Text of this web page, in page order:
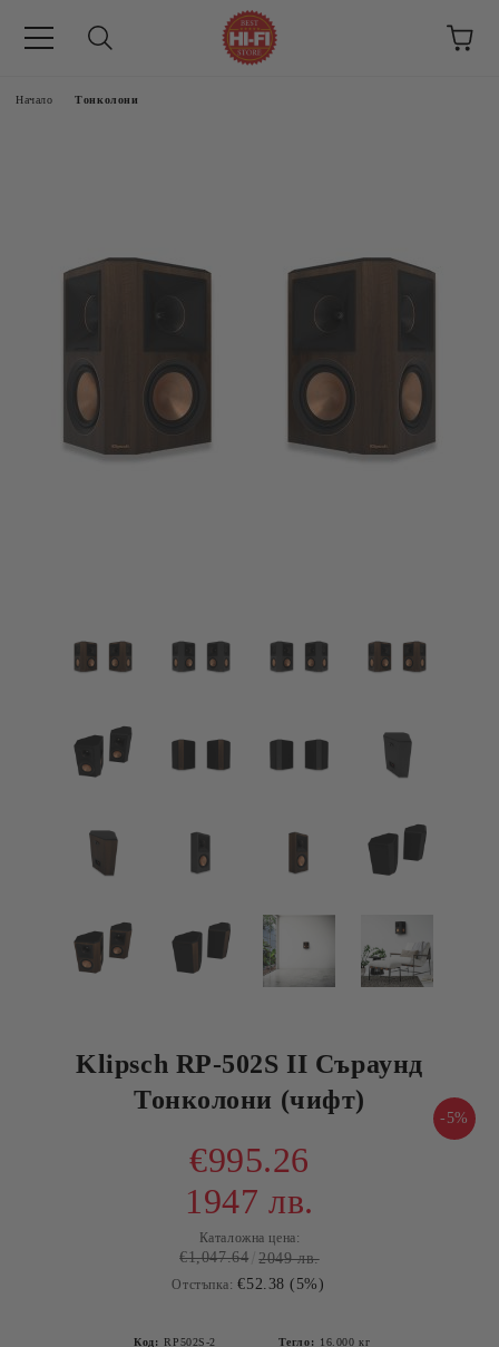
Начало Тонколони
Klipsch RP-502S II Съраунд
Тонколони (чифт)
-5%
€995.26
1947 лв.
Каталожна цена:
€1,047.64 2049 лв.
Отстъпка: €52.38 (5%)
Код: RP502S-2 Тегло: 16.000 кг